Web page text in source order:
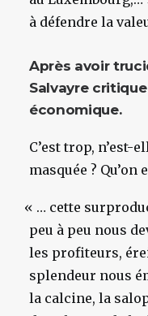
à défendre la
Après avoir
Salvayre
économique.
C’est trop, n’est-
masquée ? Qu’on
« … cette
peu à peu nous
les profiteurs,
splendeur nous
la calcine, la